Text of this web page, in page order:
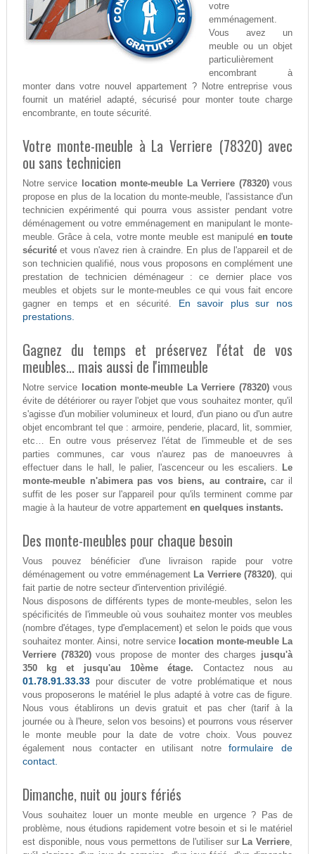
votre
emménagement.
Vous avez un
meuble ou un objet
particulièrement
encombrant à
monter dans votre nouvel appartement ? Notre entreprise vous
fournit un matériel adapté, sécurisé pour monter toute charge
encombrante, en toute sécurité.
Votre monte-meuble à La Verriere (78320) avec
ou sans technicien
Notre service location monte-meuble La Verriere (78320)vous
propose en plus de la location du monte-meuble, l'assistance d'un
technicien expérimenté qui pourra vous assister pendant votre
déménagement ou votre emménagement en manipulant le monte-
meuble. Grâce à cela, votre monte meuble est manipulé en toute
sécuritéet vous n'avez rien à craindre. En plus de l'appareil et de
son technicien qualifié, nous vous proposons en complément une
prestation de technicien déménageur : ce dernier place vos
meubles et objets sur le monte-meubles ce qui vous fait encore
gagner en temps et en sécurité. En savoir plus sur nos
prestations.
Gagnez du temps et préservez l'état de vos
meubles... mais aussi de l'immeuble
Notre service location monte-meuble La Verriere (78320)vous
évite de détériorer ou rayer l'objet que vous souhaitez monter, qu'il
s'agisse d'un mobilier volumineux et lourd, d'un piano ou d'un autre
objet encombrant tel que : armoire, penderie, placard, lit, sommier,
etc… En outre vous préservez l'état de l'immeuble et de ses
parties communes, car vous n'aurez pas de manoeuvres à
effectuer dans le hall, le palier, l'ascenceur ou les escaliers. Le
monte-meuble n'abimera pas vos biens, au contraire, car il
suffit de les poser sur l'appareil pour qu'ils terminent comme par
magie à la hauteur de votre appartement en quelques instants.
Des monte-meubles pour chaque besoin
Vous pouvez bénéficier d'une livraison rapide pour votre
déménagement ou votre emménagement La Verriere (78320), qui
fait partie de notre secteur d'intervention privilégié.
Nous disposons de différents types de monte-meubles, selon les
spécificités de l'immeuble où vous souhaitez monter vos meubles
(nombre d'étages, type d'emplacement) et selon le poids que vous
souhaitez monter. Ainsi, notre service location monte-meuble La
Verriere (78320)vous propose de monter des charges jusqu'à
350 kg et jusqu'au 10ème étage. Contactez nous au
01.78.91.33.33pour discuter de votre problématique et nous
vous proposerons le matériel le plus adapté à votre cas de figure.
Nous vous établirons un devis gratuit et pas cher (tarif à la
journée ou à l'heure, selon vos besoins) et pourrons vous réserver
le monte meuble pour la date de votre choix. Vous pouvez
également nous contacter en utilisant notreformulaire de
contact.
Dimanche, nuit ou jours fériés
Vous souhaitez louer un monte meuble en urgence ? Pas de
problème, nous étudions rapidement votre besoin et si le matériel
est disponible, nous vous permettons de l'utiliser sur La Verriere,